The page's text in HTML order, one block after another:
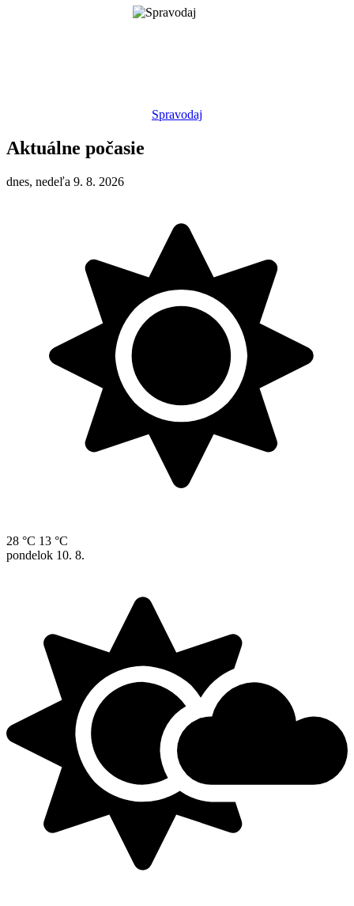
Spravodaj
Aktuálne počasie
dnes, nedeľa 9. 8. 2026
28 °C 13 °C
pondelok 10. 8.